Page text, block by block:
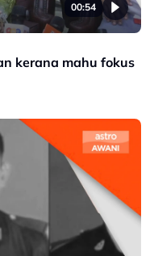
00:54
kerana mahu fokus